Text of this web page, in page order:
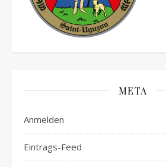
META
Anmelden
Eintrags-Feed